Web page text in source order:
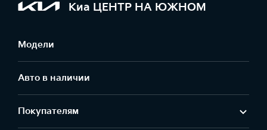
Киа ЦЕНТР НА ЮЖНОМ
Модели
Авто в наличии
Покупателям